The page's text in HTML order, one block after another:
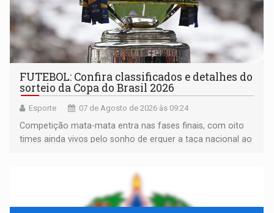
FUTEBOL: Confira classificados e detalhes do
sorteio da Copa do Brasil 2026
Esporte 07 de Agosto de 2026 às 09:24
Competição mata-mata entra nas fases finais, com oito
times ainda vivos pelo sonho de erguer a taça nacional ao